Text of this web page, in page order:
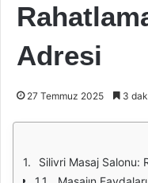
Adresi
27 Temmuz 2025 3
Silivri Masaj Salonu: